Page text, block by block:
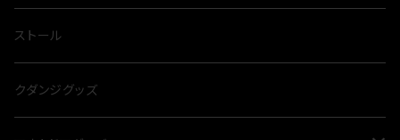
パーカー
夏
冬
ストール
クダンジグッズ